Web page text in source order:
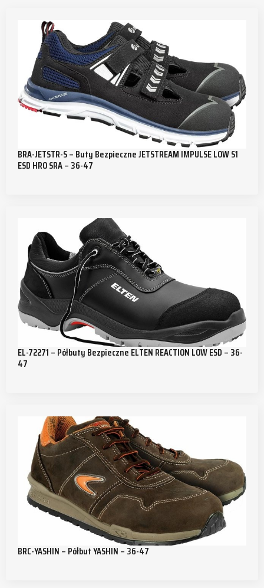
BRA-JETSTR-S – Buty Bezpieczne JETSTREAM IMPULSE LOW S1
ESD HRO SRA – 36-47
EL-72271 – Półbuty Bezpieczne ELTEN REACTION LOW ESD – 36-
47
BRC-YASHIN – Półbut YASHIN – 36-47